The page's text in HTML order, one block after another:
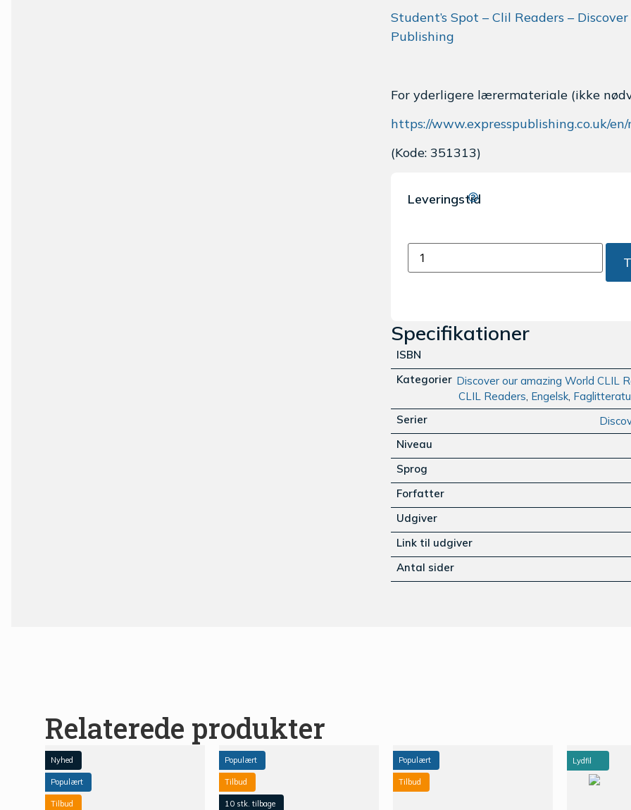
Student’s Spot – Clil Readers –
Publishing
For yderligere lærermateriale (ikke
https://www.expresspublishing.co.uk/en/
(Kode: 351313)
Leveringstid
Specifikationer
ISBN
Kategorier Discover our amazing World CLIL
CLIL Readers, Engelsk,
Serier
Niveau
Sprog
Forfatter
Udgiver
Link til udgiver
Antal sider
Relaterede produkter
Nyhed
Populært
Tilbud
Populært
Tilbud
10 stk. tilbage
Populært
Tilbud
Lydfil